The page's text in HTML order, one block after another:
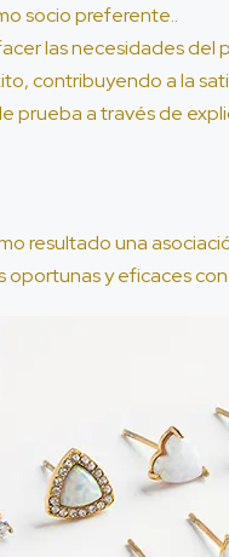
socio preferente..
las necesidades
contribuyendo a la
prueba a través de
resultado una
oportunas y eficaces